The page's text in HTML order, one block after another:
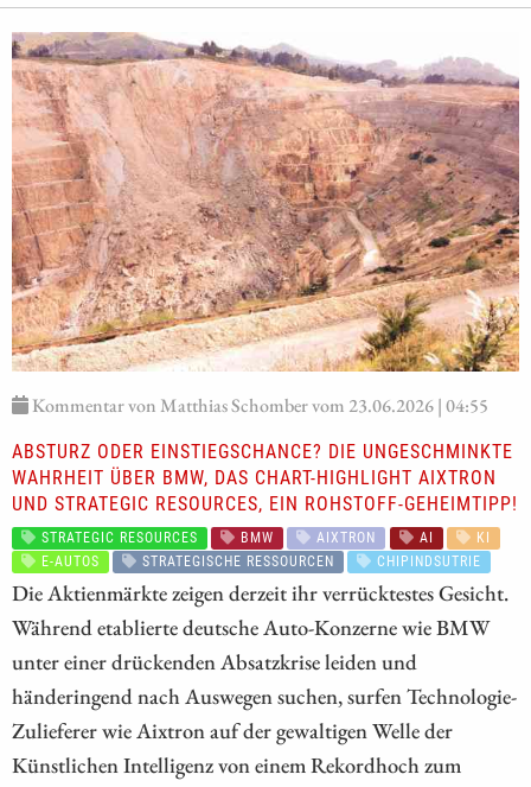
Kommentar von Matthias Schomber vom 23.06.2026 | 04:55
ABSTURZ ODER EINSTIEGSCHANCE? DIE UNGESCHMINKTE
WAHRHEIT ÜBER BMW, DAS CHART-HIGHLIGHT AIXTRON
UND STRATEGIC RESOURCES, EIN ROHSTOFF-GEHEIMTIPP!
STRATEGIC RESOURCES BMW AIXTRON AI
KI
E-AUTOS
STRATEGISCHE RESSOURCEN CHIPINDSUTRIE
Die Aktienmärkte zeigen derzeit ihr verrücktestes Gesicht.
Während etablierte deutsche Auto-Konzerne wie BMW
unter einer drückenden Absatzkrise leiden und
händeringend nach Auswegen suchen, surfen Technologie-
Zulieferer wie Aixtron auf der gewaltigen Welle der
Künstlichen Intelligenz von einem Rekordhoch zum